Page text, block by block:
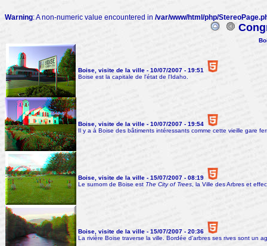
Warning: A non-numeric value encountered in /var/www/html/php/
Boise, visite de la ville - 10/07/2007 - 19:51
Boise est la capitale de l'état de l'Idaho.
Boise, visite de la ville - 10/07/2007 - 19:54
Il y a à Boise des bâtiments intéressants comme cette vieille gare
Boise, visite de la ville - 15/07/2007 - 08:19
Le surnom de Boise est The City of Trees , la Ville des Arbres et
Boise, visite de la ville - 15/07/2007 - 20:36
La rivière Boise traverse la ville. Bordée d'arbres ses rives sont un